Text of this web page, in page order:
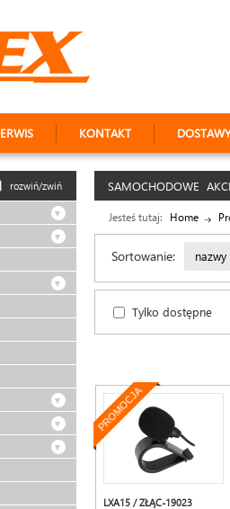
SERWIS KONTAKT DOSTAWY
rozwiń/zwiń SAMOCHODOWE
Jesteś tutaj: Home
Sortowanie: nazwy
Tylko dostępne
PROMOCJA
LXA15 / ZŁĄC-19023